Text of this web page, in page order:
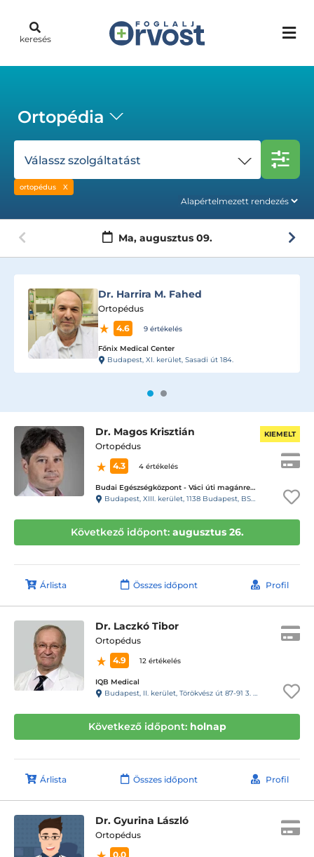
keresés
Ortopédia
Válassz szolgáltatást
ortopédus
Ma, augusztus 09.
Dr. Körmendi Zoltán
Ortopédus
4.8
487 értékelés
Dr. Körmendi Zoltán magánrendelése
Budapest, III. kerület, Lajos utca 74-76.
Dr. Magos Krisztián
Ortopédus
4.3
4 értékelés
Budai Egészségközpont - Váci úti magánrendelők
Budapest, XIII. kerület, 1138 Budapest, BSR Center, Váci út 135-139.
KIEMELT
Következő időpont: augusztus 26.
Árlista Összes időpont Profil
Dr. Laczkó Tibor
Ortopédus
4.9
12 értékelés
IQB Medical
Budapest, II. kerület, Törökvész út 87-91 3. emelet 220 (Rózsadomb center a posta mellett)
Következő időpont: holnap
Árlista Összes időpont Profil
Dr. Gyurina László
Ortopédus
0.0